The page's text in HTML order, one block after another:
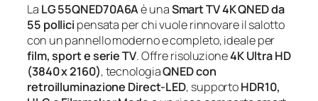
La LG 55QNED70A6Aè unaSmart TV 4K QNED da
55 pollici pensata per chi vuole rinnovare il salotto
con un pannello moderno e completo, ideale per
film, sport e serie TV. Offre risoluzione4K Ultra HD
(3840 x 2160), tecnologiaQNED con
retroilluminazione Direct-LED, supportoHDR10,